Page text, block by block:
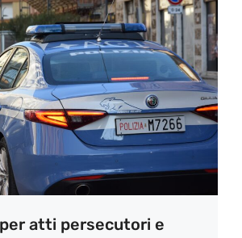
atti persecutori e